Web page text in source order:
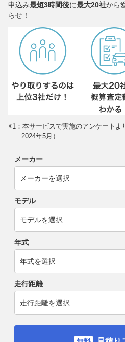
申込み最短3時間後に最大20社から
らせ！
※1：本サービスで実施のアンケートよ
2024年5月）
メーカー
モデル
年式
走行距離